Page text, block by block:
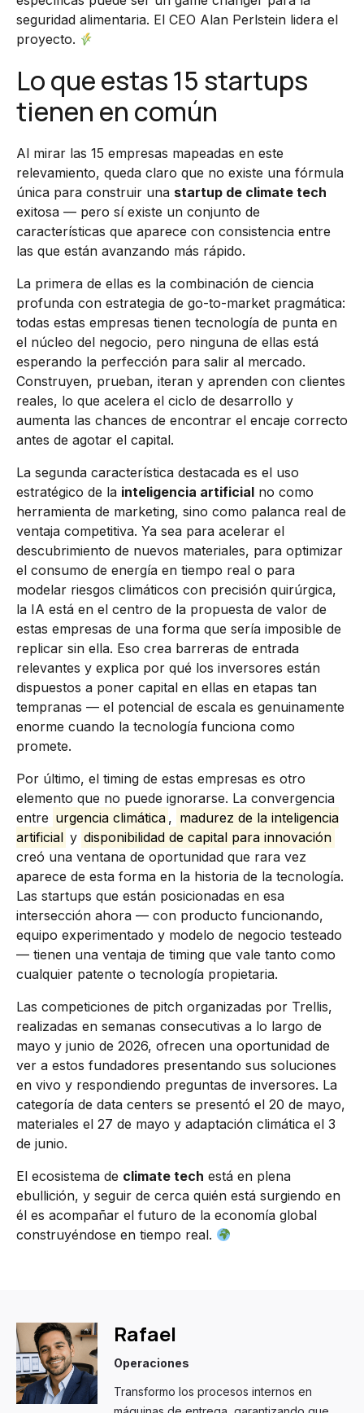
seguridad alimentaria. El CEO Alan Perlstein lidera el
proyecto.
Lo que estas 15 startups
tienen en común
Al mirar las 15 empresas mapeadas en este
relevamiento, queda claro que no existe una fórmula
única para construir una startup de climate tech
exitosa — pero sí existe un conjunto de
características que aparece con consistencia entre
las que están avanzando más rápido.
La primera de ellas es la combinación de ciencia
profunda con estrategia de go-to-market pragmática:
todas estas empresas tienen tecnología de punta en
el núcleo del negocio, pero ninguna de ellas está
esperando la perfección para salir al mercado.
Construyen, prueban, iteran y aprenden con clientes
reales, lo que acelera el ciclo de desarrollo y
aumenta las chances de encontrar el encaje correcto
antes de agotar el capital.
La segunda característica destacada es el uso
estratégico de la inteligencia artificial no como
herramienta de marketing, sino como palanca real de
ventaja competitiva. Ya sea para acelerar el
descubrimiento de nuevos materiales, para optimizar
el consumo de energía en tiempo real o para
modelar riesgos climáticos con precisión quirúrgica,
la IA está en el centro de la propuesta de valor de
estas empresas de una forma que sería imposible de
replicar sin ella. Eso crea barreras de entrada
relevantes y explica por qué los inversores están
dispuestos a poner capital en ellas en etapas tan
tempranas — el potencial de escala es genuinamente
enorme cuando la tecnología funciona como
promete.
Por último, el timing de estas empresas es otro
elemento que no puede ignorarse. La convergencia
entre urgencia climática , madurez de la inteligencia
artificial y disponibilidad de capital para innovación
creó una ventana de oportunidad que rara vez
aparece de esta forma en la historia de la tecnología.
Las startups que están posicionadas en esa
intersección ahora — con producto funcionando,
equipo experimentado y modelo de negocio testeado
— tienen una ventaja de timing que vale tanto como
cualquier patente o tecnología propietaria.
Las competiciones de pitch organizadas por Trellis,
realizadas en semanas consecutivas a lo largo de
mayo y junio de 2026, ofrecen una oportunidad de
ver a estos fundadores presentando sus soluciones
en vivo y respondiendo preguntas de inversores. La
categoría de data centers se presentó el 20 de mayo,
materiales el 27 de mayo y adaptación climática el 3
de junio.
El ecosistema de climate tech está en plena
ebullición, y seguir de cerca quién está surgiendo en
él es acompañar el futuro de la economía global
construyéndose en tiempo real.
Rafael
Operaciones
Transformo los procesos internos en